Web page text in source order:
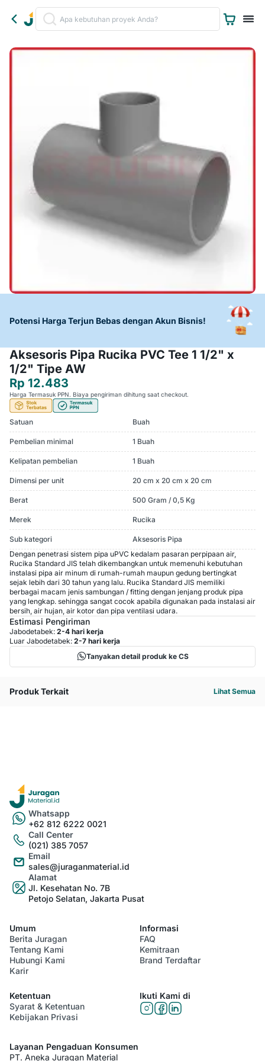
Potensi Harga Terjun Bebas dengan Akun Bisnis!
Aksesoris Pipa Rucika PVC Tee 1 1/2" x
1/2" Tipe AW
Rp 12.483
Harga Termasuk PPN. Biaya pengiriman dihitung saat checkout.
Satuan Buah
Pembelian minimal 1 Buah
Kelipatan pembelian 1 Buah
Dimensi per unit 20 cm x 20 cm x 20 cm
Berat 500 Gram / 0,5 Kg
Merek Rucika
Sub kategori
Aksesoris Pipa
Dengan penetrasi sistem pipa uPVC kedalam pasaran perpipaan air,
Rucika Standard JIS telah dikembangkan untuk memenuhi kebutuhan
instalasi pipa air minum di rumah-rumah maupun gedung bertingkat
sejak lebih dari 30 tahun yang lalu. Rucika Standard JIS memiliki
berbagai macam jenis sambungan / fitting dengan jenjang produk pipa
yang lengkap. sehingga sangat cocok apabila digunakan pada instalasi air
bersih, air hujan, air kotor dan pipa ventilasi udara.
Estimasi Pengiriman
Jabodetabek: 2-4 hari kerja
Luar Jabodetabek: 2-7 hari kerja
Tanyakan detail produk ke CS
Produk Terkait Lihat Semua
Whatsapp
+62 812 6222 0021
Call Center
(021) 385 7057
Email
sales@juraganmaterial.id
Alamat
Jl. Kesehatan No. 7B
Petojo Selatan, Jakarta Pusat
Umum
Berita Juragan
Tentang Kami
Hubungi Kami
Karir
Informasi
FAQ
Kemitraan
Brand Terdaftar
Ketentuan
Syarat & Ketentuan
Kebijakan Privasi
Ikuti Kami di
Layanan Pengaduan Konsumen
PT. Aneka Juragan Material